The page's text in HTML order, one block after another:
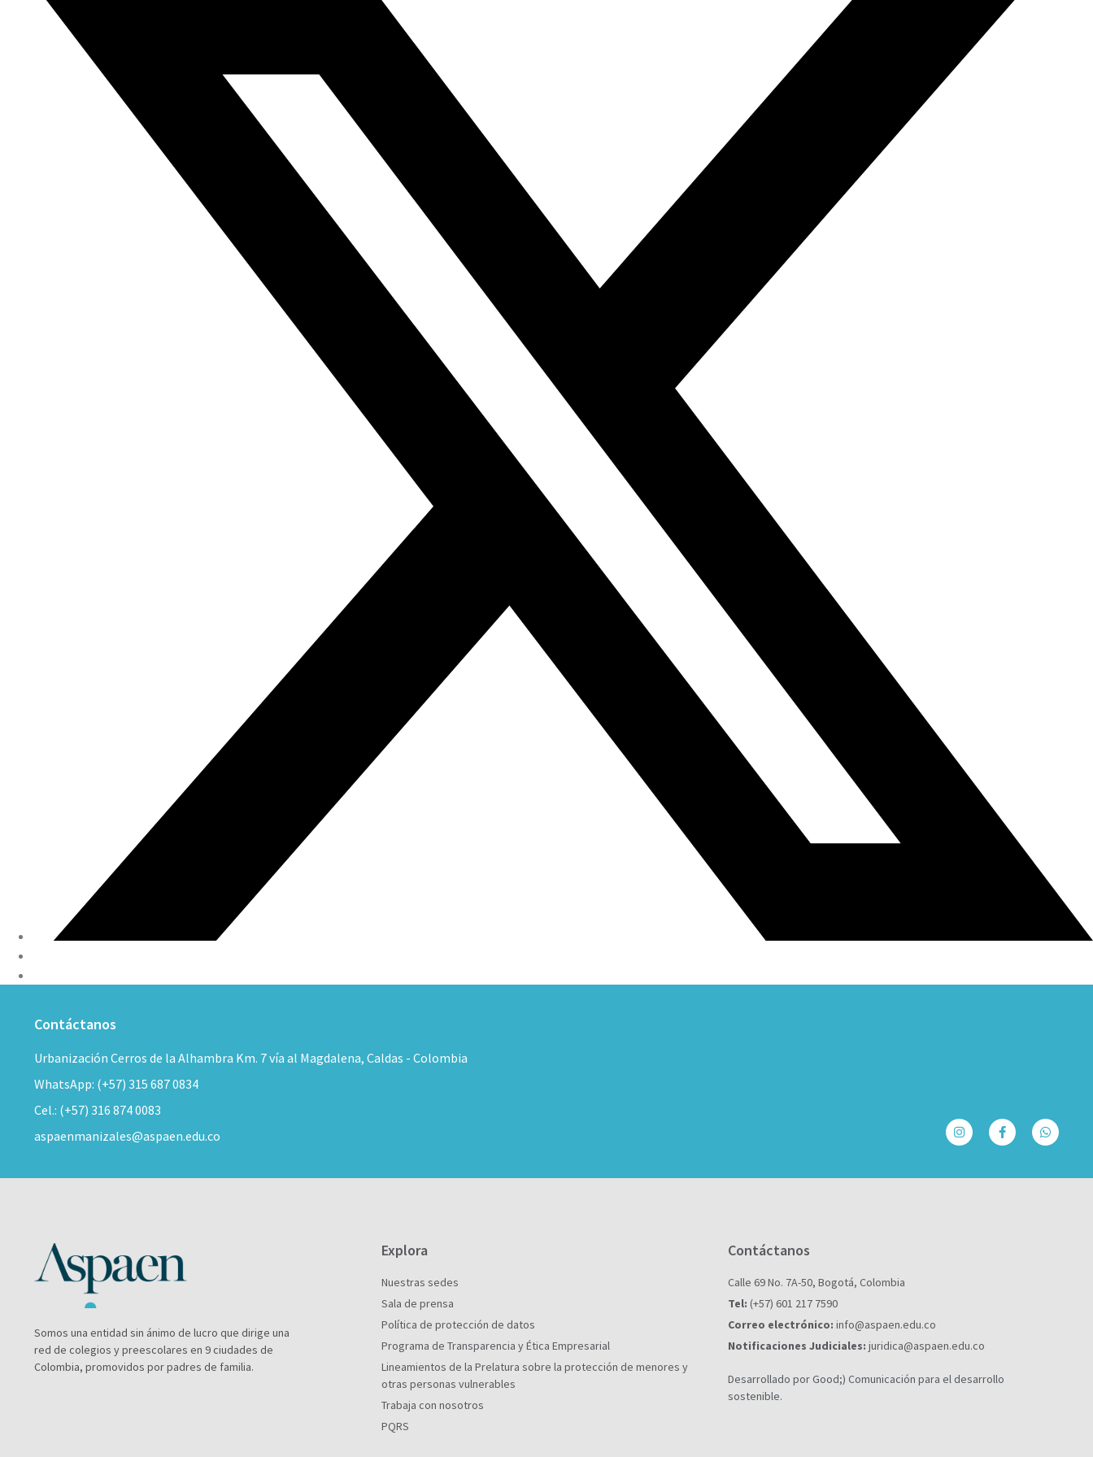
Contáctanos
Urbanización Cerros de la Alhambra Km. 7 vía al Magdalena, Caldas - Colombia
WhatsApp: (+57) 315 687 0834
Cel.: (+57) 316 874 0083
aspaenmanizales@aspaen.edu.co
Somos una entidad sin ánimo de lucro que dirige una
red de colegios y preescolares en 9 ciudades de
Colombia, promovidos por padres de familia.
Explora
Nuestras sedes
Sala de prensa
Política de protección de datos
Programa de Transparencia y Ética Empresarial
Lineamientos de la Prelatura sobre la protección de menores y
otras personas vulnerables
Trabaja con nosotros
PQRS
Contáctanos
Calle 69 No. 7A-50, Bogotá, Colombia
Tel: (+57) 601 217 7590
Correo electrónico: info@aspaen.edu.co
Notificaciones Judiciales: juridica@aspaen.edu.co
Desarrollado por Good;) Comunicación para el desarrollo
sostenible.